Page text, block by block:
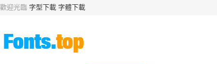
歡迎光臨 字型下載 字體下載